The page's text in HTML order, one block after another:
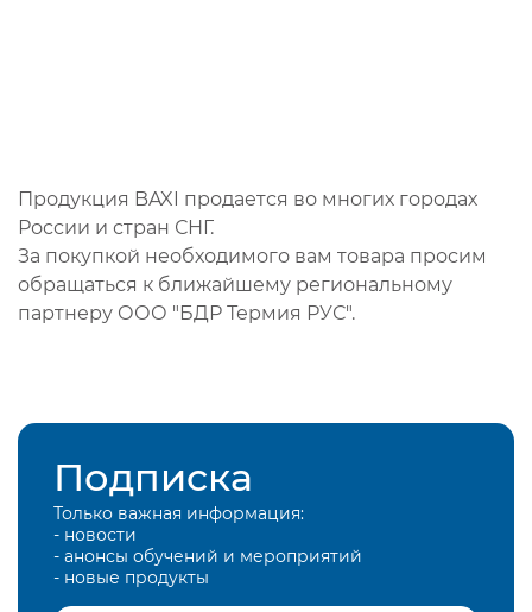
Продукция BAXI продается во многих городах
России и стран СНГ.
За покупкой необходимого вам товара просим
обращаться к ближайшему региональному
партнеру ООО "БДР Термия РУС".
Подписка
Только важная информация:
- новости
- анонсы обучений и мероприятий
- новые продукты